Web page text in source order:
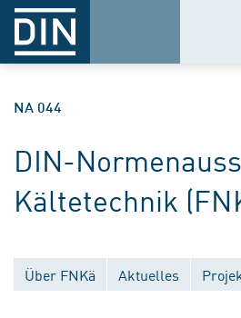
NA 044
DIN-
Kältetechnik
Über FNKä Aktuelles